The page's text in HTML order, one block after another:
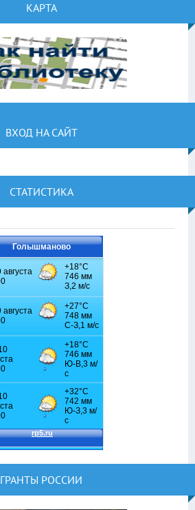
КАРТА
ВХОД НА САЙТ
СТАТИСТИКА
Голышманово
ГРАНТЫ РОССИИ